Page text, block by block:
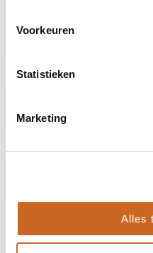
Voorkeuren
Statistieken
Marketing
Alles
verpakkingen?
ons op.